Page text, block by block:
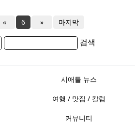
« 6 » 마지막
검색
시애틀 뉴스
여행 / 맛집 / 칼럼
커뮤니티